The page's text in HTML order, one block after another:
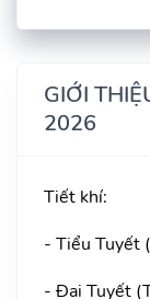
GIỚI
2026
Tiết khí:
- Tiểu Tuyết
- Đại Tuyết